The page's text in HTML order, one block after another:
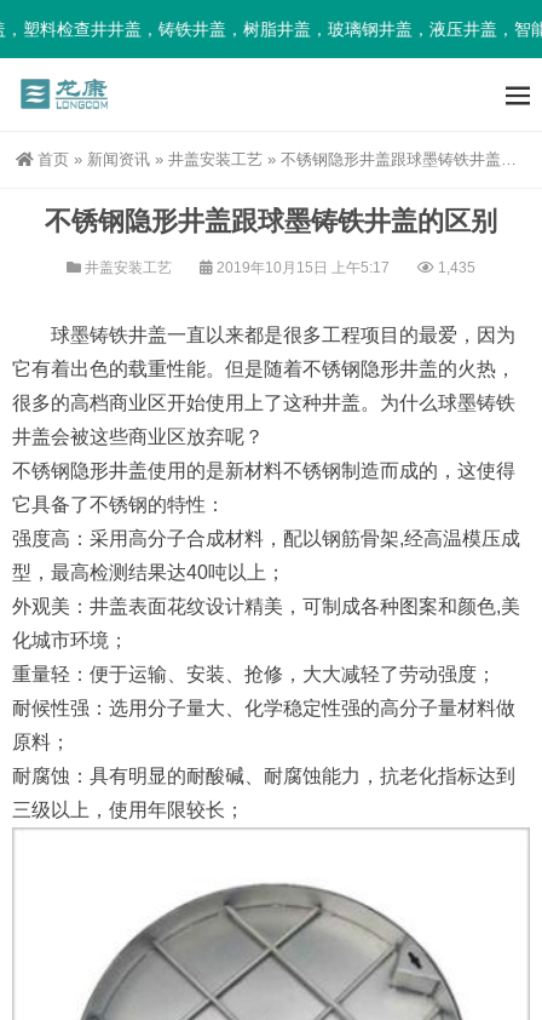
料检查井井盖，铸铁井盖，树脂井盖，玻璃钢井盖，液压井盖，智能
首页 » 新闻资讯 » 井盖安装工艺 » 不锈钢隐形井盖跟球墨铸铁井盖的区别
不锈钢隐形井盖跟球墨铸铁井盖的区别
井盖安装工艺 2019年10月15日 上午5:17 1,435
球墨铸铁井盖一直以来都是很多工程项目的最爱，因为
它有着出色的载重性能。但是随着不锈钢隐形井盖的火热，
很多的高档商业区开始使用上了这种井盖。为什么球墨铸铁
井盖会被这些商业区放弃呢？
不锈钢隐形井盖使用的是新材料不锈钢制造而成的，这使得
它具备了不锈钢的特性：
强度高：采用高分子合成材料，配以钢筋骨架,经高温模压成
型，最高检测结果达40吨以上；
外观美：井盖表面花纹设计精美，可制成各种图案和颜色,美
化城市环境；
重量轻：便于运输、安装、抢修，大大减轻了劳动强度；
耐候性强：选用分子量大、化学稳定性强的高分子量材料做
原料；
耐腐蚀：具有明显的耐酸碱、耐腐蚀能力，抗老化指标达到
三级以上，使用年限较长；